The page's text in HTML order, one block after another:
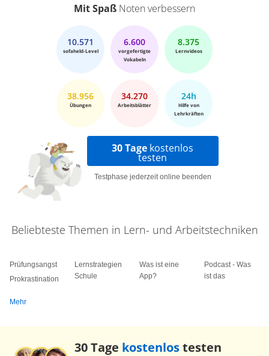
Mit Spaß Noten verbessern
10.571
sofaheld-Level
6.600
vorgefertigte
Vokabeln
8.375
Lernvideos
38.956
Übungen
34.270
Arbeitsblätter
24h
Hilfe von
Lehrkräften
30 Tage kostenlos
testen
Testphase jederzeit online beenden
Beliebteste Themen in Lern- und Arbeitstechniken
Prüfungsangst
Prokrastination
Lernstrategien
Schule
Was ist eine
App?
Podcast - Was
ist das
Mehr
30 Tage kostenlostesten